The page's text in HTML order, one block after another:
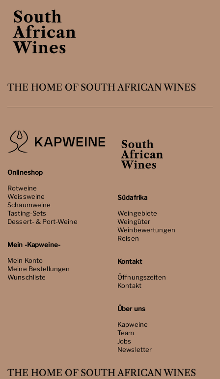
THE HOME OF SOUTH AFRICAN WINES
Onlineshop
Rotweine
Weissweine
Schaumweine
Tasting-Sets
Dessert- & Port-Weine
Mein -Kapweine-
Mein Konto
Meine Bestellungen
Wunschliste
Südafrika
Weingebiete
Weingüter
Weinbewertungen
Reisen
Kontakt
Öffnungszeiten
Kontakt
Über uns
Kapweine
Team
Jobs
Newsletter
THE HOME OF SOUTH AFRICAN WINES